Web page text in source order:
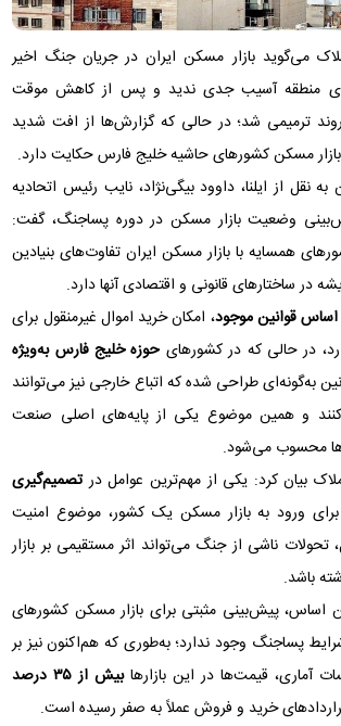
می‌گوید بازار مسکن ایران در جریان جنگ اخیر
منطقه آسیب جدی ندید و پس از کاهش موقت
روند ترمیمی شد؛ در حالی که گزارش‌ها از افت شدید
مسکن کشور‌های حاشیه خلیج فارس حکایت دارد.
به نقل از ایلنا، داوود بیگی‌نژاد، نایب رئیس اتحادیه
وضعیت بازار مسکن در دوره پساجنگ، گفت:
همسایه با بازار مسکن ایران تفاوت‌های بنیادین
در ساختار‌های قانونی و اقتصادی آنها دارد.
اساس قوانین موجود، امکان خرید اموال غیرمنقول برای
در حالی که در کشور‌های حوزه خلیج فارس به‌ویژه
به‌گونه‌ای طراحی شده که اتباع خارجی نیز می‌توانند
و همین موضوع یکی از پایه‌های اصلی صنعت
محسوب می‌شود.
بیان کرد: یکی از مهم‌ترین عوامل درتصمیم‌گیری
برای ورود به بازار مسکن یک کشور، موضوع امنیت
ناشی از جنگ می‌تواند اثر مستقیمی بر بازار
باشد.
اساس، پیش‌بینی مثبتی برای بازار مسکن کشور‌های
پساجنگ وجود ندارد؛ به‌طوری که هم‌اکنون نیز بر
آماری، قیمت‌ها در این بازار‌ها
بیش از ۳۵ درصد
خرید و فروش عملاً به صفر رسیده است.